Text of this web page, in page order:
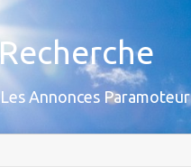
Annonces Paramoteur